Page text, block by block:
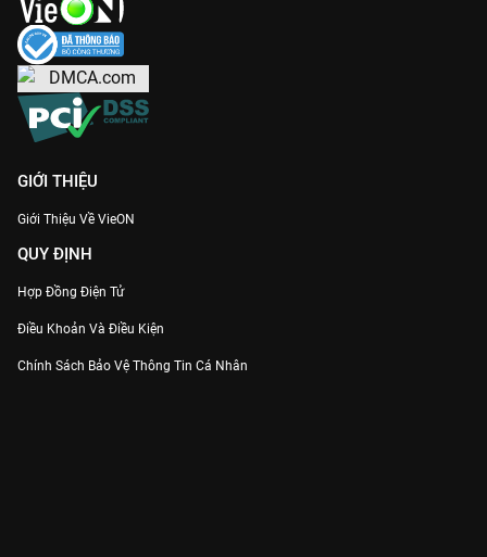
GIỚI THIỆU
Giới Thiệu Về VieON
QUY ĐỊNH
Hợp Đồng Điện Tử
Điều Khoản Và Điều Kiện
Chính Sách Bảo Vệ Thông Tin Cá Nhân